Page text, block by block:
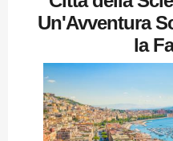
Un'Avventura
la